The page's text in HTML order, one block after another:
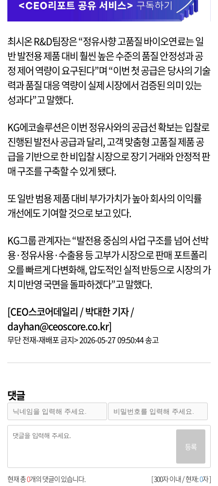
최시온 R&D팀장은 “정유사향 고품질 바이오연료는 일
반 발전용 제품 대비 훨씬 높은 수준의 품질 안정성과 공
정 제어 역량이 요구된다”며 “이번 첫 공급은 당사의 기술
력과 품질 대응 역량이 실제 시장에서 검증된 의미 있는
성과다”고 말했다.
KG에코솔루션은 이번 정유사와의 공급선 확보는 입찰로
진행된 발전사 공급과 달리, 고객 맞춤형 고품질 제품 공
급을 기반으로 한 비입찰 시장으로 장기 거래와 안정적 판
매 구조를 구축할 수 있게 됐다.
또 일반 범용 제품 대비 부가가치가 높아 회사의 이익률
개선에도 기여할 것으로 보고 있다.
KG그룹 관계자는 “발전용 중심의 사업 구조를 넘어 선박
용·정유사용·수출용 등 고부가 시장으로 판매 포트폴리
오를 빠르게 다변화해, 압도적인 실적 반등으로 시장의 가
치 미반영 국면을 돌파하겠다”고 말했다.
[CEO스코어데일리 / 박대한 기자 /
dayhan@ceoscore.co.kr]
무단 전재-재배포 금지> 2026-05-27 09:50:44 송고
댓글
등록
[ 300자 이내 / 현재:0자 ]
현재 총0개의 댓글이 있습니다.